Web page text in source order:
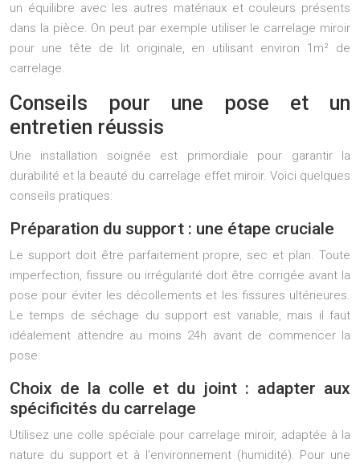
un équilibre avec les autres matériaux et couleurs présents
dans la pièce. On peut par exemple utiliser le carrelage miroir
pour une tête de lit originale, en utilisant environ 1m² de
carrelage.
Conseils pour une pose et un
entretien réussis
Une installation soignée est primordiale pour garantir la
durabilité et la beauté du carrelage effet miroir. Voici quelques
conseils pratiques:
Préparation du support : une étape cruciale
Le support doit être parfaitement propre, sec et plan. Toute
imperfection, fissure ou irrégularité doit être corrigée avant la
pose pour éviter les décollements et les fissures ultérieures.
Le temps de séchage du support est variable, mais il faut
idéalement attendre au moins 24h avant de commencer la
pose.
Choix de la colle et du joint : adapter aux
spécificités du carrelage
Utilisez une colle spéciale pour carrelage miroir, adaptée à la
nature du support et à l’environnement (humidité). Pour une